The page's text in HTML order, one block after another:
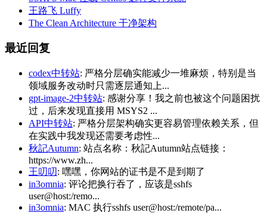
王路飞 Luffy
The Clean Architecture 干净架构
最近回复
codex中转站: 严格分层确实能减少一堆麻烦，特别是当
领域服务改动时只需逐层通知上...
gpt-image-2中转站: 感谢分享！我之前也被这个问题困扰
过，后来发现直接用 MSYS2 ...
API中转站: 严格分层架构确实更容易管理依赖关系，但
在实践中我发现还需要考虑性...
秋記Autumn: 站点名称：秋記Autumn站点链接：
https://www.zh...
王叨叨: 嘿嘿，你网站的证书是不是到期了
in3omnia: 评论把换行吞了，应该是sshfs
user@host:/remo...
in3omnia: MAC 执行sshfs user@host:/remote/pa...